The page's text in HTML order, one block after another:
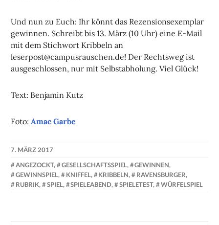
Und nun zu Euch: Ihr könnt das Rezensionsexemplar
gewinnen. Schreibt bis 13. März (10 Uhr) eine E-Mail
mit dem Stichwort Kribbeln an
leserpost@campusrauschen.de! Der Rechtsweg ist
ausgeschlossen, nur mit Selbstabholung. Viel Glück!
Text: Benjamin Kutz
Foto:Amac Garbe
7. MÄRZ 2017
NADINE
FAUST
ANGEZOCKT, GESELLSCHAFTSSPIEL, GEWINNEN,
GEWINNSPIEL, KNIFFEL, KRIBBELN, RAVENSBURGER,
RUBRIK, SPIEL, SPIELEABEND, SPIELETEST, WÜRFELSPIEL